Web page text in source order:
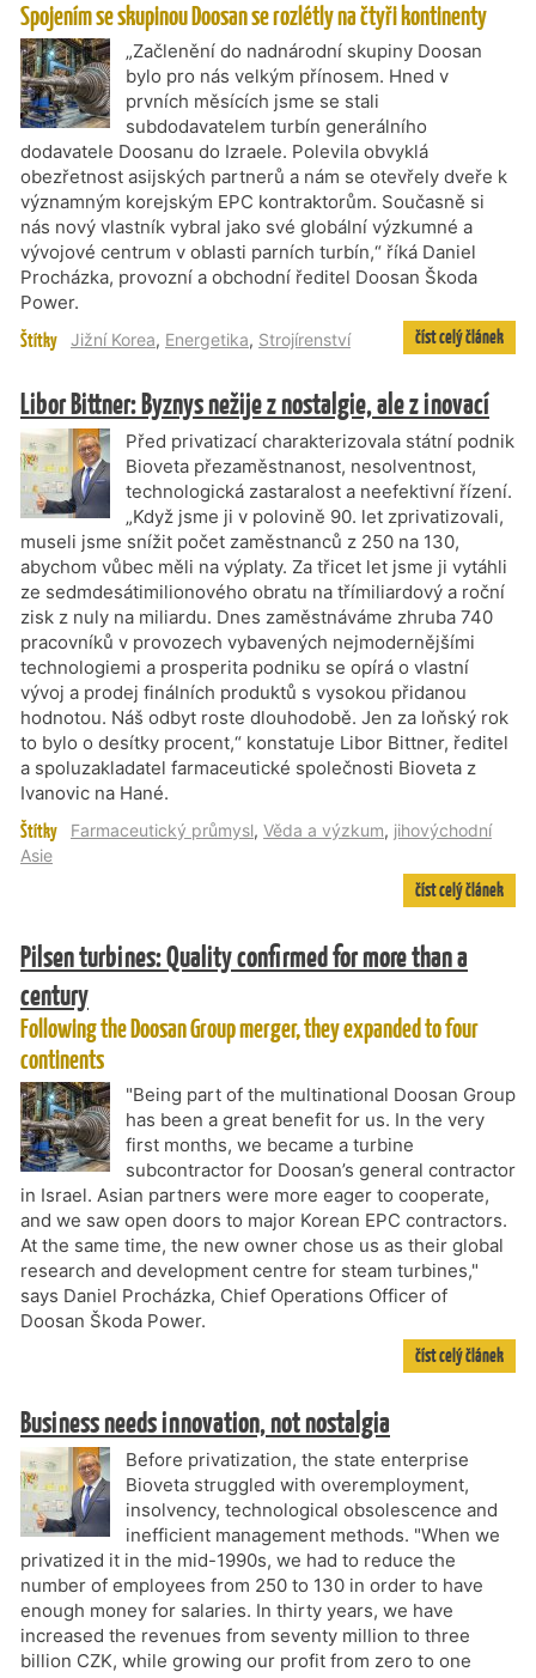
Spojením se skupinou Doosan se rozlétly na čtyři kontinenty
„Začlenění do nadnárodní skupiny Doosan
bylo pro nás velkým přínosem. Hned v
prvních měsících jsme se stali
subdodavatelem turbín generálního
dodavatele Doosanu do Izraele. Polevila obvyklá
obezřetnost asijských partnerů a nám se otevřely dveře k
významným korejským EPC kontraktorům. Současně si
nás nový vlastník vybral jako své globální výzkumné a
vývojové centrum v oblasti parních turbín,“ říká Daniel
Procházka, provozní a obchodní ředitel Doosan Škoda
Power.
Štítky Jižní Korea, Energetika, Strojírenství číst celý článek
Libor Bittner: Byznys nežije z nostalgie, ale z inovací
Před privatizací charakterizovala státní podnik
Bioveta přezaměstnanost, nesolventnost,
technologická zastaralost a neefektivní řízení.
„Když jsme ji v polovině 90. let zprivatizovali,
museli jsme snížit počet zaměstnanců z 250 na 130,
abychom vůbec měli na výplaty. Za třicet let jsme ji vytáhli
ze sedmdesátimilionového obratu na třímiliardový a roční
zisk z nuly na miliardu. Dnes zaměstnáváme zhruba 740
pracovníků v provozech vybavených nejmodernějšími
technologiemi a prosperita podniku se opírá o vlastní
vývoj a prodej finálních produktů s vysokou přidanou
hodnotou. Náš odbyt roste dlouhodobě. Jen za loňský rok
to bylo o desítky procent,“ konstatuje Libor Bittner, ředitel
a spoluzakladatel farmaceutické společnosti Bioveta z
Ivanovic na Hané.
Štítky Farmaceutický průmysl, Věda a výzkum, jihovýchodní
Asie
číst celý článek
Pilsen turbines: Quality confirmed for more than a
century
Following the Doosan Group merger, they expanded to four
continents
"Being part of the multinational Doosan Group
has been a great benefit for us. In the very
first months, we became a turbine
subcontractor for Doosan’s general contractor
in Israel. Asian partners were more eager to cooperate,
and we saw open doors to major Korean EPC contractors.
At the same time, the new owner chose us as their global
research and development centre for steam turbines,"
says Daniel Procházka, Chief Operations Officer of
Doosan Škoda Power.
číst celý článek
Business needs innovation, not nostalgia
Before privatization, the state enterprise
Bioveta struggled with overemployment,
insolvency, technological obsolescence and
inefficient management methods. "When we
privatized it in the mid-1990s, we had to reduce the
number of employees from 250 to 130 in order to have
enough money for salaries. In thirty years, we have
increased the revenues from seventy million to three
billion CZK, while growing our profit from zero to one